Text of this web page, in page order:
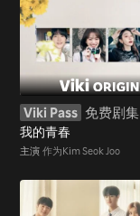
Viki Pass 免费剧集
我的青春
主演 作为Kim Seok Joo